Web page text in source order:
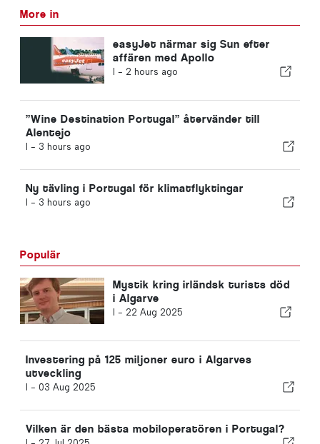
More in
easyJet närmar sig Sun efter
affären med Apollo
I - 2 hours ago
”Wine Destination Portugal” återvänder till
Alentejo
I - 3 hours ago
Ny tävling i Portugal för klimatflyktingar
I - 3 hours ago
Populär
Mystik kring irländsk turists död
i Algarve
I - 22 Aug 2025
Investering på 125 miljoner euro i Algarves
utveckling
I - 03 Aug 2025
Vilken är den bästa mobiloperatören i Portugal?